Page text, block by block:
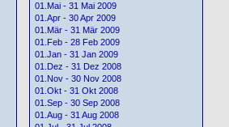
01.Mai - 31 Mai 2009
01.Apr - 30 Apr 2009
01.Mär - 31 Mär 2009
01.Feb - 28 Feb 2009
01.Jan - 31 Jan 2009
01.Dez - 31 Dez 2008
01.Nov - 30 Nov 2008
01.Okt - 31 Okt 2008
01.Sep - 30 Sep 2008
01.Aug - 31 Aug 2008